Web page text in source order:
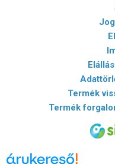
Termék
Termék